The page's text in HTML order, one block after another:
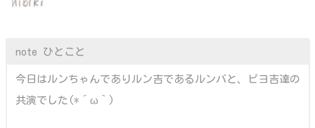
note ひとこと
今日はルンちゃんでありルン吉であるルンバと、ピヨ吉達の
共演でした(*´ω｀)